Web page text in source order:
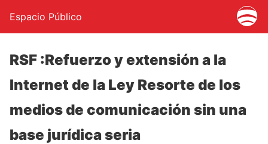
Espacio Público
RSF :Refuerzo y extensión a la
Internet de la Ley Resorte de los
medios de comunicación sin una
base jurídica seria